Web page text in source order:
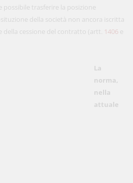
trasferire la posizione
della società non ancora iscritta
cessione del contratto (artt. 1406 e
La
norma,
nella
attuale